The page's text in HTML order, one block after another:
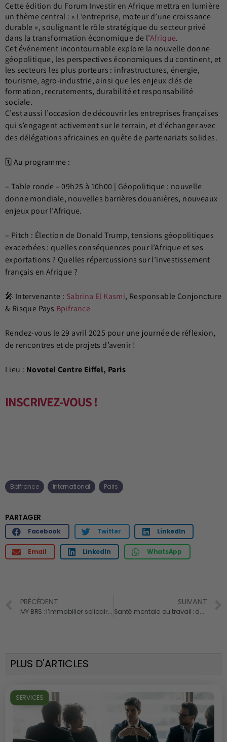
Cette édition du Forum Investir en Afrique mettra en lumière
un thème central : « L’entreprise, moteur d’une croissance
durable », soulignant le rôle stratégique du secteur privé
dans la transformation économique de l’Afrique.
Cet événement incontournable explore la nouvelle donne
géopolitique, les perspectives économiques du continent, et
les secteurs les plus porteurs : infrastructures, énergie,
tourisme, agro-industrie, ainsi que les enjeux clés de
formation, recrutements, durabilité et responsabilité
sociale.
C’est aussi l’occasion de découvrir les entreprises françaises
qui s’engagent activement sur le terrain, et d’échanger avec
des délégations africaines en quête de partenariats solides.
🗓️ Au programme :
– Table ronde – 09h25 à 10h00 | Géopolitique : nouvelle
donne mondiale, nouvelles barrières douanières, nouveaux
enjeux pour l’Afrique.
– Pitch : Élection de Donald Trump, tensions géopolitiques
exacerbées : quelles conséquences pour l’Afrique et ses
exportations ? Quelles répercussions sur l’investissement
français en Afrique ?
🎤 Intervenante : Sabrina El Kasmi, Responsable Conjoncture
& Risque Pays Bpifrance
Rendez-vous le 29 avril 2025 pour une journée de réflexion,
de rencontres et de projets d’avenir !
Lieu : Novotel Centre Eiffel, Paris
INSCRIVEZ-VOUS !
Bpifrance International Paris
PARTAGER
Facebook Twitter LinkedIn
Email LinkedIn WhatsApp
PRÉCÉDENT
MY BRS : l’immobilier solidaire comme levier RSE pour vos équipes
SUIVANT
Santé mentale au travail : des témoignages pour repenser l’inclusion en entreprise
PLUS D'ARTICLES
SERVICES